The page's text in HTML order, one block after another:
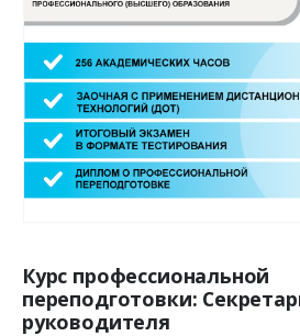
Курс профессиональной
переподготовки:
руководителя